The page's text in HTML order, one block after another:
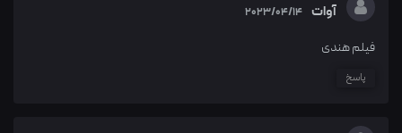
آوات 2023/04/14
فیلم هندی
پاسخ